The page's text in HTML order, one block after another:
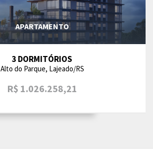
APARTAMENTO
3 DORMITÓRIOS
Alto do Parque, Lajeado/RS
R$ 1.026.258,21